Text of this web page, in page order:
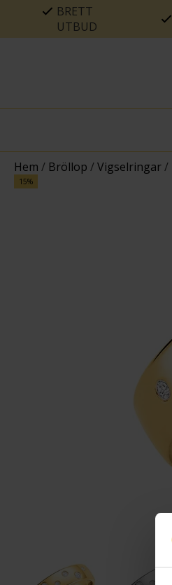
BRETT
UTBUD
Hem / Bröllop /Vigselringar/
15%